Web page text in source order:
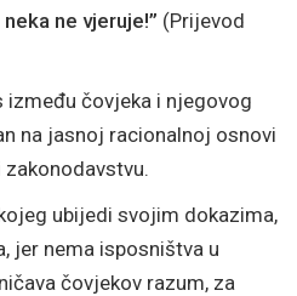
ne vjeruje!” (Prijevod
čovjeka i njegovog
na jasnoj racionalnoj osnovi
ubijedi svojim dokazima,
jer nema isposništva u
čovjekov razum, za